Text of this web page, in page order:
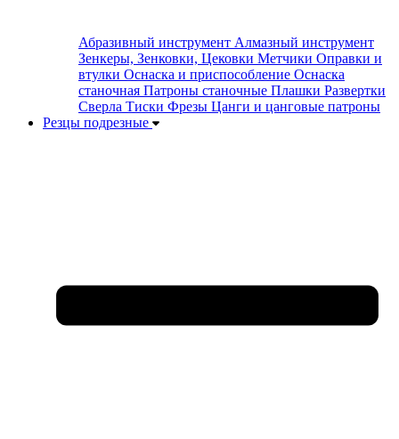
Абразивный инструмент Алмазный инструмент
Зенкеры, Зенковки, Цековки Метчики Оправки и
втулки Оснаска и приспособление Оснаска
станочная Патроны станочные Плашки Развертки
Сверла Тиски Фрезы Цанги и цанговые патроны
Резцы подрезные